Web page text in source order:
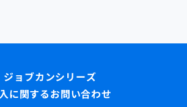
に関するお問い合わせ